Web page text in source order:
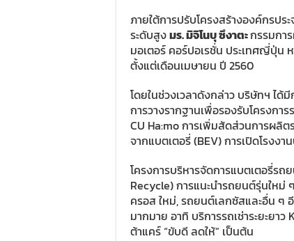
ภายใต้การปรับโครงสร้างองค์กรป
ระดับสูงมร. มิจิโนบุ ซึงาตะกรรมกา
มอเตอร์ คอร์ปอเรชั่น ประเทศญี่ปุ่น
ตั้งแต่เดือนเมษายน ปี 2560
โดยในช่วงเวลาดังกล่าว บริษัทฯ ไ
การวางรากฐานเพื่อรองรับโครงก
CU Ha:mo การเพิ่มสัดส่วนการผลิ
จากแบตเตอรี่ (BEV) การเปิดโรงง
โครงการบริหารจัดการแบตเตอรี่รถ
Recycle) การแนะนำรถยนต์รุ่นใหม่
ครอส ใหม่, รถยนต์เลกซัสและอื่น ๆ
มากมาย อาทิ บริการรถเช่าระยะยา
ต้าแคร์ “ขับดี ลดให้” เป็นต้น